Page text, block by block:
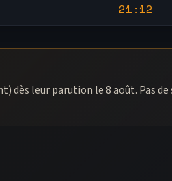
21:12
dès leur parution le 8 août. Pas